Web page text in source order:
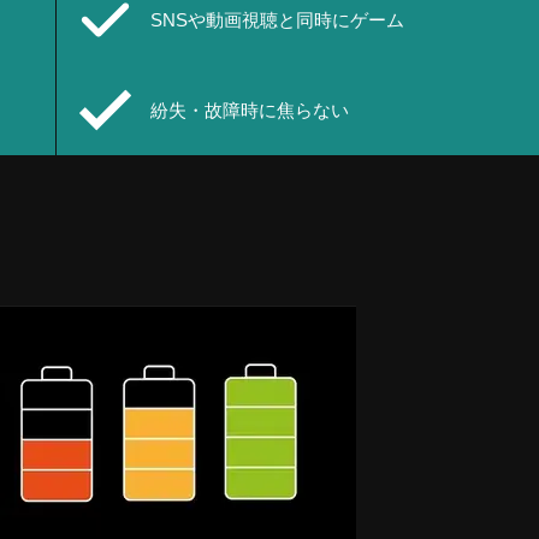
SNSや動画視聴と同時にゲーム
紛失・故障時に焦らない